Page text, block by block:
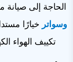
الحاجة إلى صيانة
وسواتر خيارًا
تكييف الهواء